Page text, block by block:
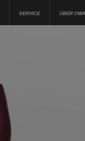
SERVICE ÜBER